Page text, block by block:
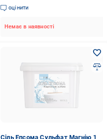
оцінити
Немає в наявності
Сіль Епсома Сульфат Магнію 1